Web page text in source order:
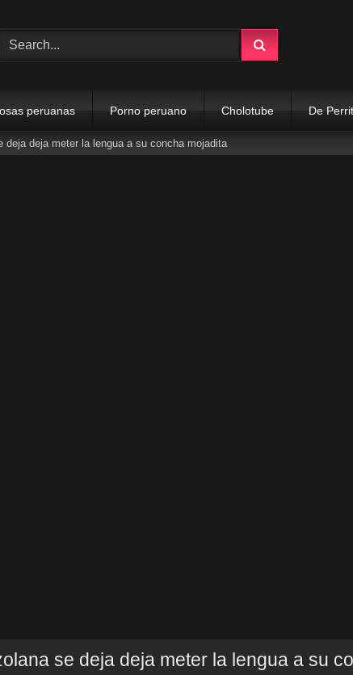
peruanas Porno peruano Cholotube De
deja meter la lengua a su concha mojadita
se deja deja meter la lengua a su